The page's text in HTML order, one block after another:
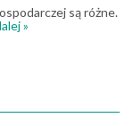
są różne.
»